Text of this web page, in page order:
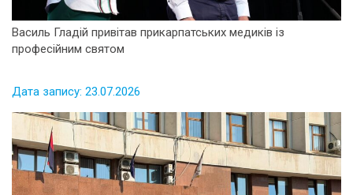
Василь Гладій привітав прикарпатських медиків із
професійним святом
Дата запису: 23.07.2026